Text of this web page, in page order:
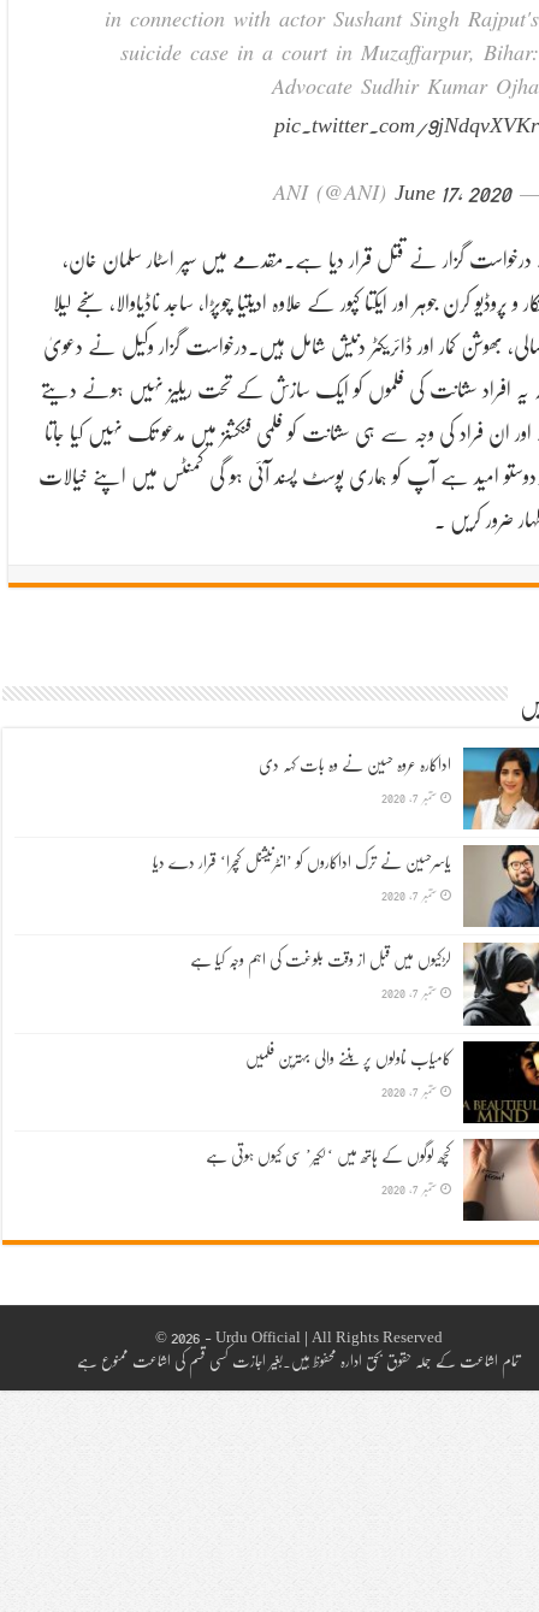
in connection with actor Sushant Singh Rajput's
suicide case in a court in Muzaffarpur, Bihar:
Advocate Sudhir Kumar Ojha
pic.twitter.com/9jNdqvXVKr
— ANI (@ANI)
June 17, 2020
گزار نے قتل قرار دیا ہے۔مقدمے میں سپر اسٹار سلمان خان،
و پروڈیو کرن جوہر اور ایکتا کپور کے علاوہ ادیتیا چوپڑا، ساجد ناڈیاوالا، سنجے لیلا
بھوشن کمار اور ڈائریکٹر دنیش شامل ہیں۔درخواست گزار وکیل نے دعویٰ
یہ افراد سشانت کی فلموں کو ایک سازش کے تحت ریلیز نہیں ہونے دیتے
ان فراد کی وجہ سے ہی سشانت کو فلمی فنکشنز میں مدعو تک نہیں کیا جاتا
امید ہے آپ کو ہماری پوسٹ پسند آئی ہو گی کمنٹس میں اپنے خیالات
ضرور کریں ۔
اداکارہ عروہ حسین نے وہ بات کہہ دی
ستمبر 7, 2020
یاسرحسین نے ترک اداکاروں کو ’انٹرنیشنل کچرا‘ قرار دے دیا
ستمبر 7, 2020
لڑکیوں میں قبل از وقت بلوغت کی اہم وجہ کیا ہے
ستمبر 7, 2020
کامیاب ناولوں پر بننے والی بہترین فلمیں
ستمبر 7, 2020
کچھ لوگوں کے ہاتھ میں ‘لکیر’ سی کیوں ہوتی ہے
ستمبر 7, 2020
© 2026 - Urdu Official | All Rights Reserved
تمام اشاعت کے جملہ حقوق بحق ادارہ محفوظ ہیں۔بغیر اجازت کسی قسم کی اشاعت ممنوع ہے